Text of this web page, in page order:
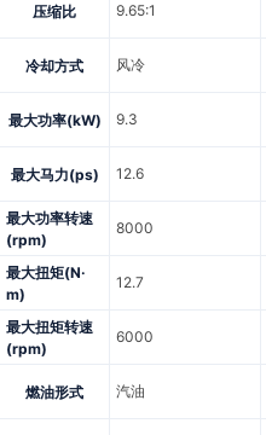
压缩比 9.65:1
冷却方式 风冷
最大功率(kW) 9.3
最大马力(ps) 12.6
最大功率转速
(rpm)
8000
最大扭矩(N·
m)
12.7
最大扭矩转速
(rpm)
6000
燃油形式 汽油